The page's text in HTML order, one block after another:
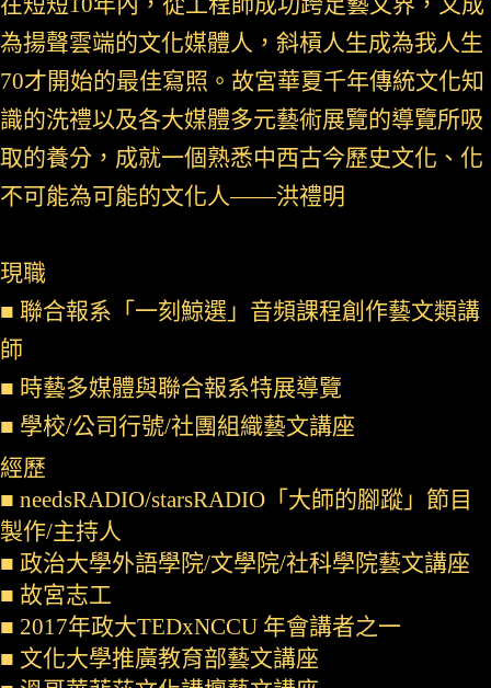
為揚聲雲端的文化媒體人，斜槓人生成為我人生
70才開始的最佳寫照。故宮華夏千年傳統文化知
識的洗禮以及各大媒體多元藝術展覽的導覽所吸
取的養分，成就一個熟悉中西古今歷史文化、化
不可能為可能的文化人——洪禮明
現職
■ 聯合報系「一刻鯨選」音頻課程創作藝文類講
師
■ 時藝多媒體與聯合報系特展導覽
■ 學校/公司行號/社團組織藝文講座
經歷
■ needsRADIO/starsRADIO「大師的腳蹤」節目
製作/主持人
■ 政治大學外語學院/文學院/社科學院藝文講座
■ 故宮志工
■ 2017年政大TEDxNCCU 年會講者之一
■ 文化大學推廣教育部藝文講座